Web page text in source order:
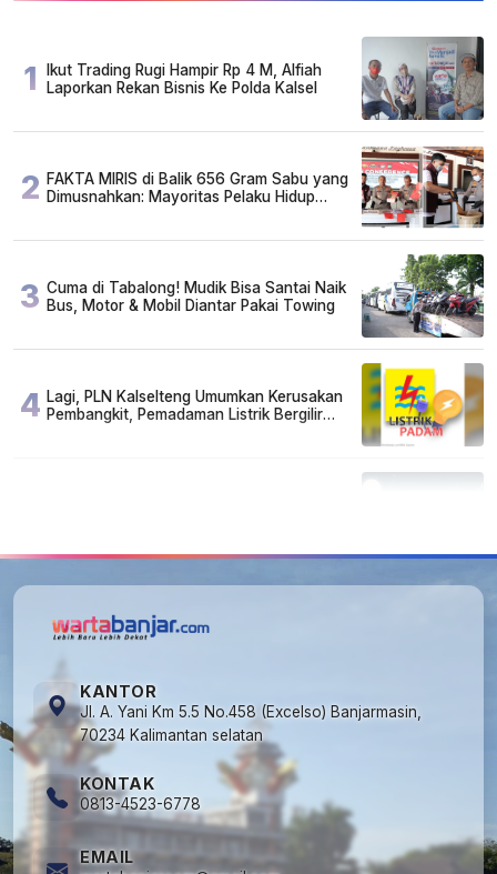
1
Ikut Trading Rugi Hampir Rp 4 M, Alfiah
Laporkan Rekan Bisnis Ke Polda Kalsel
2 FAKTA MIRIS di Balik 656 Gram Sabu yang
Dimusnahkan: Mayoritas Pelaku Hidup
3 Cuma di Tabalong! Mudik Bisa Santai Naik
Bus, Motor & Mobil Diantar Pakai Towing
4 Lagi, PLN Kalselteng Umumkan Kerusakan
Pembangkit, Pemadaman Listrik Bergilir
KANTOR
Jl. A. Yani Km 5.5 No.458 (Excelso) Banjarmasin,
70234 Kalimantan selatan
KONTAK
0813-4523-6778
EMAIL